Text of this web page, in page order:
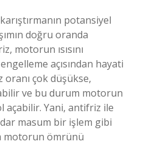
potansiyel
doğru oranda
motorun ısısını
açısından hayati
oranı çok düşükse,
ve bu durum motorun
açabilir. Yani, antifriz ile
masum bir işlem gibi
motorun ömrünü